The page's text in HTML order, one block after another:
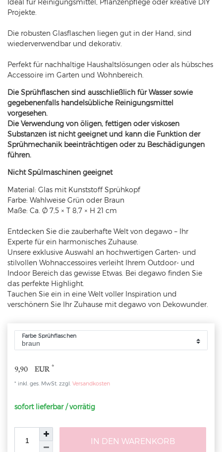
Ideal für Reinigungsmittel, Pflanzenpflege oder kreative DIY
Projekte.
Die robusten Glasflaschen liegen gut in der Hand, sind
wiederverwendbar und dekorativ.
Perfekt für nachhaltige Haushaltslösungen oder als hübsches
Accessoire im Garten und Wohnbereich.
Die Sprühflaschen sind ausschließlich für Wasser sowie
gegebenenfalls handelsübliche Reinigungsmittel
vorgesehen.
Die Verwendung von öligen, fettigen oder viskosen
Substanzen ist nicht geeignet und kann die Funktion der
Sprühmechanik beeinträchtigen oder zu Beschädigungen
führen.
Nicht Spülmaschinen geeignet
Material: Glas mit Kunststoff Sprühkopf
Farbe: Wahlweise Grün oder Braun
Maße: Ca. Ø 7,5 × T 8,7 × H 21 cm
Entdecken Sie die zauberhafte Welt von degawo – Ihr
Experte für ein harmonisches Zuhause.
Unsere exklusive Auswahl an hochwertigen Garten- und
stilvollen Wohnaccessoires verleiht Ihrem Outdoor- und
Indoor Bereich das gewisse Etwas. Bei degawo finden Sie
das perfekte Highlight.
Tauchen Sie ein in eine Welt voller Inspiration und
verschönern Sie Ihr Zuhause mit degawo von Dekowunder.
Farbe Sprühflaschen
9,90 EUR *
* inkl. ges. MwSt. zzgl. Versandkosten
sofort lieferbar / vorrätig
IN DEN WARENKORB